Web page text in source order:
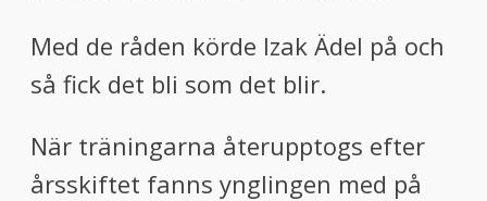
Med de råden körde Izak Ädel på och
så fick det bli som det blir.
När träningarna återupptogs efter
årsskiftet fanns ynglingen med på